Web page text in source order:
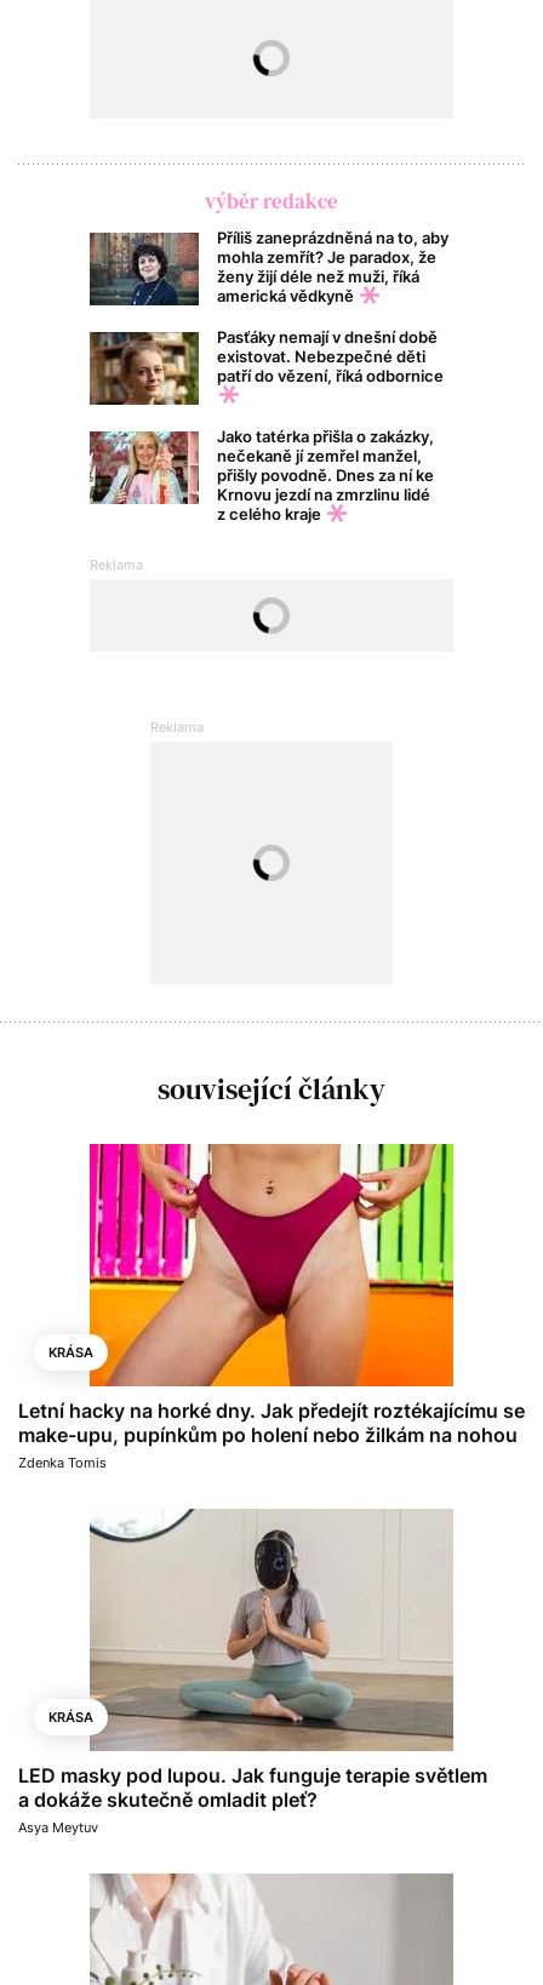
výběr redakce
Příliš zaneprázdněná na to, aby
mohla zemřít? Je paradox, že
ženy žijí déle než muži, říká
americká vědkyně
Pasťáky nemají v dnešní době
existovat. Nebezpečné děti
patří do vězení, říká odbornice
Jako tatérka přišla o zakázky,
nečekaně jí zemřel manžel,
přišly povodně. Dnes za ní ke
Krnovu jezdí na zmrzlinu lidé
z celého kraje
související články
KRÁSA
Letní hacky na horké dny. Jak předejít roztékajícímu se
make-upu, pupínkům po holení nebo žilkám na nohou
Zdenka Tomis
KRÁSA
LED masky pod lupou. Jak funguje terapie světlem
a dokáže skutečně omladit pleť?
Asya Meytuv